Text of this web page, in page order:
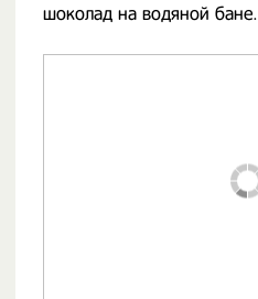
шоколад на водяной бане.